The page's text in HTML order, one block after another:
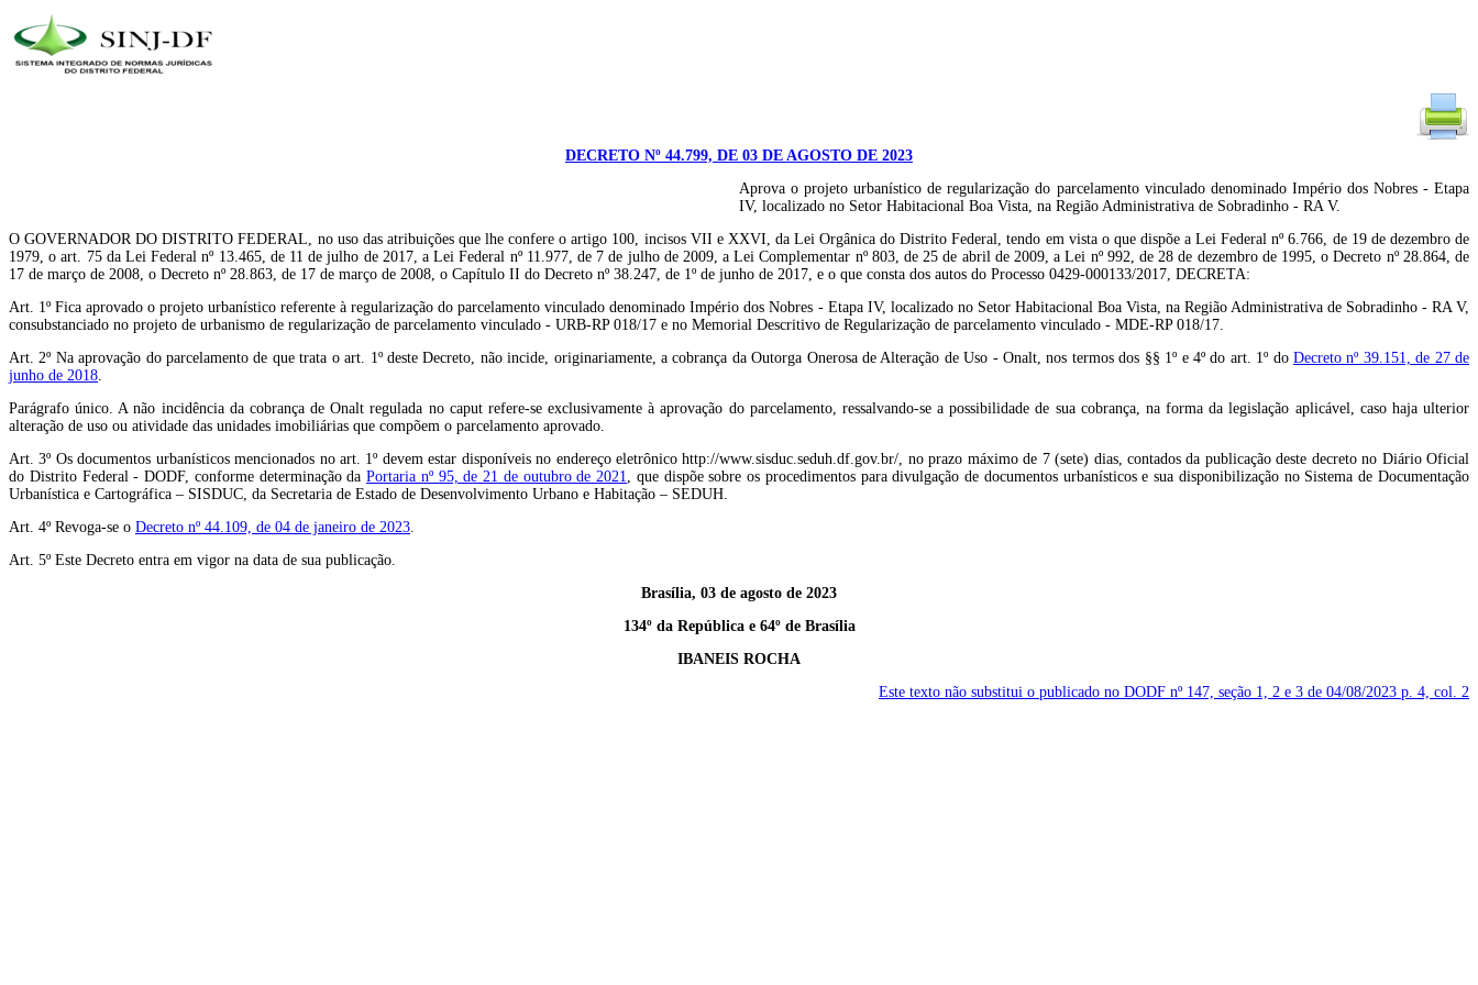
DECRETO Nº 44.799, DE 03 DE AGOSTO DE 2023
Aprova o projeto urbanístico de regularização do parcelamento vinculado denominado Império dos Nobres - Etapa
IV, localizado no Setor Habitacional Boa Vista, na Região Administrativa de Sobradinho - RA V.
O GOVERNADOR DO DISTRITO FEDERAL, no uso das atribuições que lhe confere o artigo 100, incisos VII e XXVI, da Lei Orgânica do Distrito Federal, tendo em vista o que dispõe a Lei Federal nº 6.766, de 19 de dezembro de
1979, o art. 75 da Lei Federal nº 13.465, de 11 de julho de 2017, a Lei Federal nº 11.977, de 7 de julho de 2009, a Lei Complementar nº 803, de 25 de abril de 2009, a Lei nº 992, de 28 de dezembro de 1995, o Decreto nº 28.864, de
17 de março de 2008, o Decreto nº 28.863, de 17 de março de 2008, o Capítulo II do Decreto nº 38.247, de 1º de junho de 2017, e o que consta dos autos do Processo 0429-000133/2017, DECRETA:
Art. 1º Fica aprovado o projeto urbanístico referente à regularização do parcelamento vinculado denominado Império dos Nobres - Etapa IV, localizado no Setor Habitacional Boa Vista, na Região Administrativa de Sobradinho - RA V,
consubstanciado no projeto de urbanismo de regularização de parcelamento vinculado - URB-RP 018/17 e no Memorial Descritivo de Regularização de parcelamento vinculado - MDE-RP 018/17.
Art. 2º Na aprovação do parcelamento de que trata o art. 1º deste Decreto, não incide, originariamente, a cobrança da Outorga Onerosa de Alteração de Uso - Onalt, nos termos dos §§ 1º e 4º do art. 1º do Decreto nº 39.151, de 27 de
junho de 2018.
Parágrafo único. A não incidência da cobrança de Onalt regulada no caput refere-se exclusivamente à aprovação do parcelamento, ressalvando-se a possibilidade de sua cobrança, na forma da legislação aplicável, caso haja ulterior
alteração de uso ou atividade das unidades imobiliárias que compõem o parcelamento aprovado.
Art. 3º Os documentos urbanísticos mencionados no art. 1º devem estar disponíveis no endereço eletrônico http://www.sisduc.seduh.df.gov.br/, no prazo máximo de 7 (sete) dias, contados da publicação deste decreto no Diário Oficial
do Distrito Federal - DODF, conforme determinação daPortaria nº 95, de 21 de outubro de 2021, que dispõe sobre os procedimentos para divulgação de documentos urbanísticos e sua disponibilização no Sistema de Documentação
Urbanística e Cartográfica – SISDUC, da Secretaria de Estado de Desenvolvimento Urbano e Habitação – SEDUH.
Art. 4º Revoga-se o Decreto nº 44.109, de 04 de janeiro de 2023.
Art. 5º Este Decreto entra em vigor na data de sua publicação.
Brasília, 03 de agosto de 2023
134º da República e 64º de Brasília
IBANEIS ROCHA
Este texto não substitui o publicado no DODF nº 147, seção 1, 2 e 3 de 04/08/2023 p. 4, col. 2